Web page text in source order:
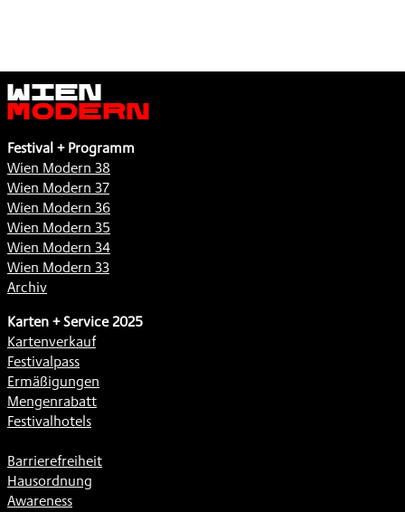
Wien
Modern
Festival + Programm
Wien Modern 38
Wien Modern 37
Wien Modern 36
Wien Modern 35
Wien Modern 34
Wien Modern 33
Archiv
Karten + Service 2025
Kartenverkauf
Festivalpass
Ermäßigungen
Mengenrabatt
Festivalhotels
Barrierefreiheit
Hausordnung
Awareness